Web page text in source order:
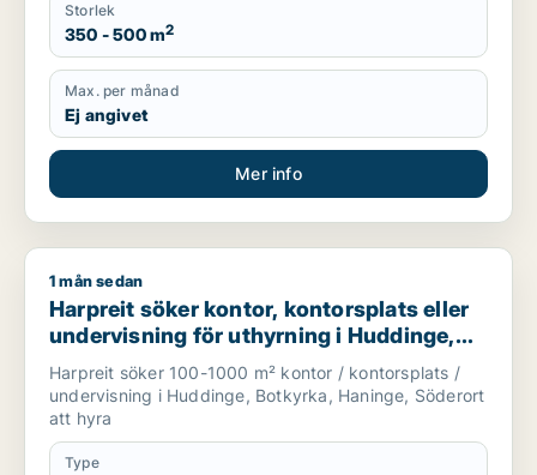
Storlek
350 - 500 m2
Max. per månad
Ej angivet
Mer info
Harpreit söker kontor, kontorsplats eller undervisning för
1 mån sedan
Harpreit söker kontor, kontorsplats eller
undervisning för uthyrning i Huddinge,
Botkyrka eller Haninge m.fl.
Harpreit söker 100-1000 m² kontor / kontorsplats /
undervisning i Huddinge, Botkyrka, Haninge, Söderort
att hyra
Type